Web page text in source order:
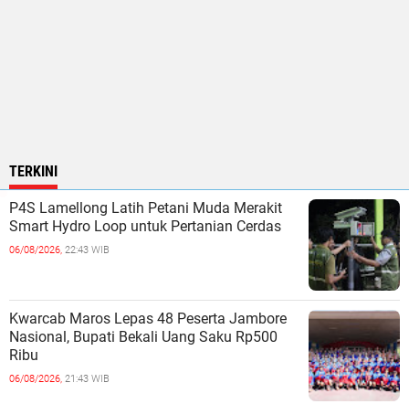
TERKINI
P4S Lamellong Latih Petani Muda Merakit
Smart Hydro Loop untuk Pertanian Cerdas
06/08/2026, 22:43 WIB
Kwarcab Maros Lepas 48 Peserta Jambore
Nasional, Bupati Bekali Uang Saku Rp500
Ribu
06/08/2026, 21:43 WIB